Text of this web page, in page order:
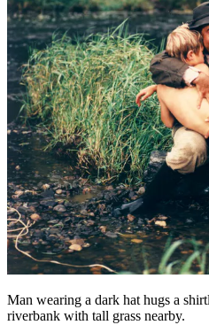
Man wearing a dark hat hugs a
riverbank with tall grass nearby.